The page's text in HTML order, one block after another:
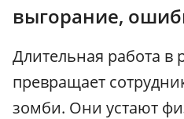
выгорание,
Длительная работа в
превращает
зомби. Они устают